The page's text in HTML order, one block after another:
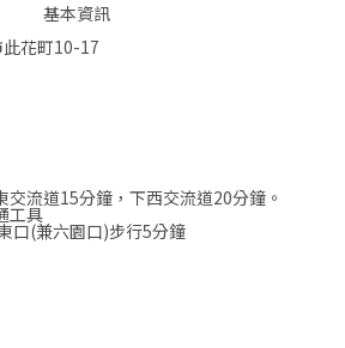
基本資訊
花町10-17
流道15分鐘，下西交流道20分鐘。
工具
口(兼六園口)步行5分鐘